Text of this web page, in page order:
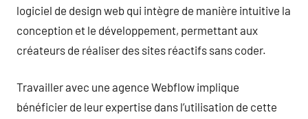
logiciel de design web qui intègre de manière intuitive la
conception et le développement, permettant aux
créateurs de réaliser des sites réactifs sans coder.
Travailler avec une agence Webflow implique
bénéficier de leur expertise dans l’utilisation de cette